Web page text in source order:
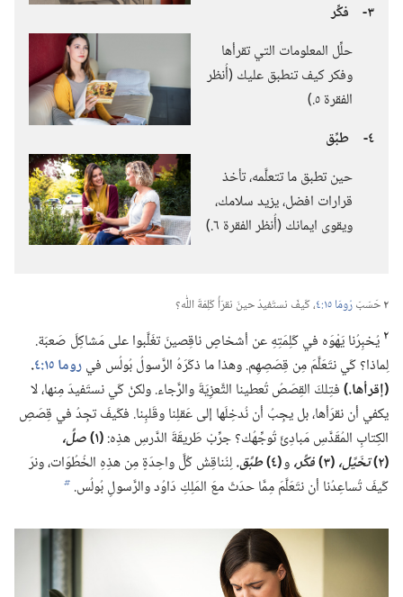
٣-‏
فكِّر
حلِّل المعلومات التي تقرأها
وفكر كيف تنطبق عليك (‏أُنظر
الفقرة ٥.‏)‏
٤-‏
طبِّق
حين تطبق ما تتعلَّمه،‏ تأخذ
قرارات افضل،‏ يزيد سلامك،‏
ويقوى ايمانك (‏أُنظر الفقرة ٦.‏)‏
٢حَسَبَرُومَا ١٥:‏٤
‏،‏ كَيفَ نستَفيدُ حينَ نقرَأُ كَلِمَةَ اللّٰه؟‏
٢ يُخبِرُنا يَهْوَه في كَلِمَتِهِ عن أشخاصٍ ناقِصينَ تغَلَّبوا على مَشاكِلَ صَعبَة.‏
لِماذا؟‏ كَي نتَعَلَّمَ مِن قِصَصِهِم.‏ وهذا ما ذكَرَهُ الرَّسولُ بُولُس فيروما ١٥:‏٤
‏.‏
(‏إقرأها.‏)‏فتِلكَ القِصَصُ تُعطينا التَّعزِيَةَ والرَّجاء.‏ ولكنْ كَي نستَفيدَ مِنها،‏ لا
يكفي أن نقرَأها،‏ بل يجِبُ أن نُدخِلَها إلى عَقلِنا وقَلبِنا.‏ فكَيفَ تجِدُ في قِصَصِ
الكِتابِ المُقَدَّسِ مَبادِئَ تُوجِّهُك؟‏ جرِّبْ طَريقَةَ الدَّرسِ هذِه:‏‏(‏١)‏ صلِّ،‏
(‏٢)‏ تخَيَّل،‏(‏٣)‏ فكِّر،‏و‏(‏٤)‏ طبِّق.‏لِنُناقِشْ كُلَّ واحِدَةٍ مِن هذِهِ الخُطُوَات،‏ ونرَ
كَيفَ تُساعِدُنا أن نتَعَلَّمَ مِمَّا حدَثَ معَ المَلِكِ دَاوُد والرَّسولِ بُولُس.‏ b